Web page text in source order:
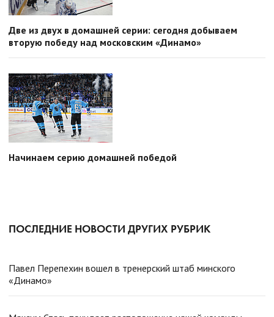
Две из двух в домашней серии: сегодня добываем
вторую победу над московским «Динамо»
Начинаем серию домашней победой
ПОСЛЕДНИЕ НОВОСТИ ДРУГИХ РУБРИК
Павел Перепехин вошел в тренерский штаб минского
«Динамо»